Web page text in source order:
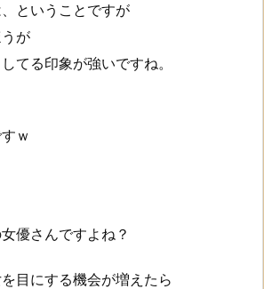
ということですが
が
てる印象が強いですね。
ｗ
優さんですよね？
目にする機会が増えたら